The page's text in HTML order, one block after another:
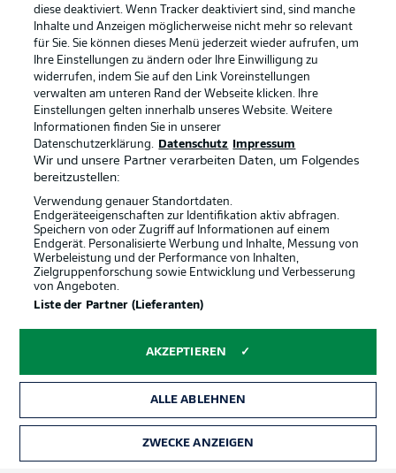
Rechtliche Hinweise
Datenschutz Nutzungsbedingungen
Jobs
Impressum Partner
diese deaktiviert. Wenn Tracker deaktiviert sind, sind manche
Inhalte und Anzeigen möglicherweise nicht mehr so relevant
für Sie. Sie können dieses Menü jederzeit wieder aufrufen, um
Ihre Einstellungen zu ändern oder Ihre Einwilligung zu
widerrufen, indem Sie auf den Link Voreinstellungen
verwalten am unteren Rand der Webseite klicken. Ihre
Einstellungen gelten innerhalb unseres Website. Weitere
Informationen finden Sie in unserer
Datenschutzerklärung.
Datenschutz Impressum
Wir und unsere Partner verarbeiten Daten, um Folgendes
bereitzustellen:
Verwendung genauer Standortdaten.
Endgeräteeigenschaften zur Identifikation aktiv abfragen.
Speichern von oder Zugriff auf Informationen auf einem
Endgerät. Personalisierte Werbung und Inhalte, Messung von
Werbeleistung und der Performance von Inhalten,
Zielgruppenforschung sowie Entwicklung und Verbesserung
von Angeboten.
Liste der Partner (Lieferanten)
AKZEPTIEREN
ALLE ABLEHNEN
ZWECKE ANZEIGEN